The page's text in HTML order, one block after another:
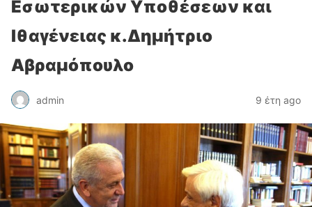
Εσωτερικών Υποθέσεων και
Ιθαγένειας κ.Δημήτριο
Αβραμόπουλο
admin 9 έτη ago